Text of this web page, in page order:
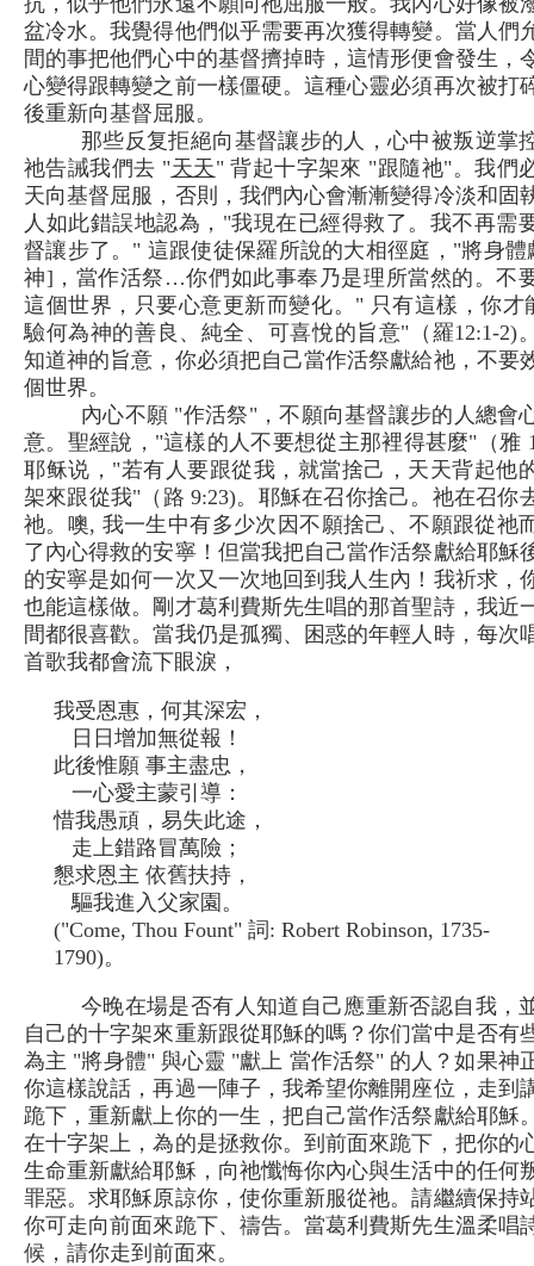
盆冷水。我覺得他們似乎需要再次獲得轉變。當人們
間的事把他們心中的基督擠掉時，這情形便會發生，
心變得跟轉變之前一樣僵硬。這種心靈必須再次被打
後重新向基督屈服。
那些反复拒絕向基督讓步的人，心中被叛逆掌
祂告誡我們去 "天天" 背起十字架來 "跟隨祂"。我們
天向基督屈服，否則，我們內心會漸漸變得冷淡和固
人如此錯誤地認為，"我現在已經得救了。我不再需
督讓步了。" 這跟使徒保羅所說的大相徑庭，"將身體
神]，當作活祭…你們如此事奉乃是理所當然的。不
這個世界，只要心意更新而變化。" 只有這樣，你才
驗何為神的善良、純全、可喜悅的旨意"（羅12:1-2)
知道神的旨意，你必須把自己當作活祭獻給祂，不要
個世界。
內心不願 "作活祭"，不願向基督讓步的人總會
意。聖經說，"這樣的人不要想從主那裡得甚麼"（雅
耶稣说，"若有人要跟從我，就當捨己，天天背起他
架來跟從我"（路 9:23)。耶穌在召你捨己。祂在召你
祂。噢, 我一生中有多少次因不願捨己、不願跟從祂
了內心得救的安寧！但當我把自己當作活祭獻給耶穌
的安寧是如何一次又一次地回到我人生內！我祈求，
也能這樣做。剛才葛利費斯先生唱的那首聖詩，我近
間都很喜歡。當我仍是孤獨、困惑的年輕人時，每次
首歌我都會流下眼淚，
我受恩惠，何其深宏，
日日增加無從報！
此後惟願 事主盡忠，
一心愛主蒙引導：
惜我愚頑，易失此途，
走上錯路冒萬險；
懇求恩主 依舊扶持，
驅我進入父家園。
("Come, Thou Fount" 詞: Robert Robinson, 1735-
1790)。
今晚在場是否有人知道自己應重新否認自我，
自己的十字架來重新跟從耶穌的嗎？你们當中是否有
為主 "將身體" 與心靈 "獻上 當作活祭" 的人？如果神
你這樣說話，再過一陣子，我希望你離開座位，走到
跪下，重新獻上你的一生，把自己當作活祭獻給耶穌
在十字架上，為的是拯救你。到前面來跪下，把你的
生命重新獻給耶穌，向祂懺悔你內心與生活中的任何
罪惡。求耶穌原諒你，使你重新服從祂。請繼續保持
你可走向前面來跪下、禱告。當葛利費斯先生溫柔唱
候，請你走到前面來。